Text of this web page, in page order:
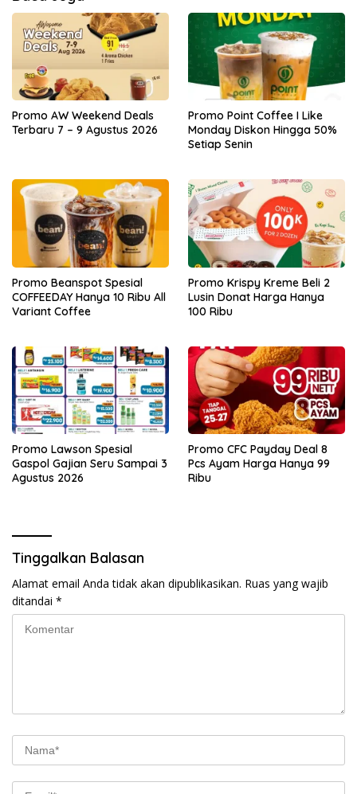
Promo AW Weekend Deals
Terbaru 7 – 9 Agustus 2026
Promo Point Coffee I Like
Monday Diskon Hingga 50%
Setiap Senin
Promo Beanspot Spesial
COFFEEDAY Hanya 10 Ribu All
Variant Coffee
Promo Krispy Kreme Beli 2
Lusin Donat Harga Hanya
100 Ribu
Promo Lawson Spesial
Gaspol Gajian Seru Sampai 3
Agustus 2026
Promo CFC Payday Deal 8
Pcs Ayam Harga Hanya 99
Ribu
Tinggalkan Balasan
Alamat email Anda tidak akan dipublikasikan. Ruas yang wajib
ditandai *